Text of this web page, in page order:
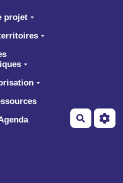
projet